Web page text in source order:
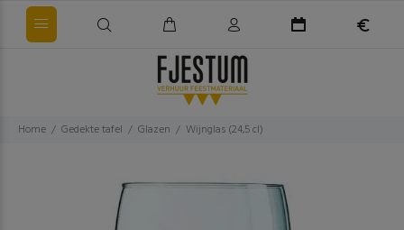
Home Gedekte tafel Glazen Wijnglas (24,5 cl)